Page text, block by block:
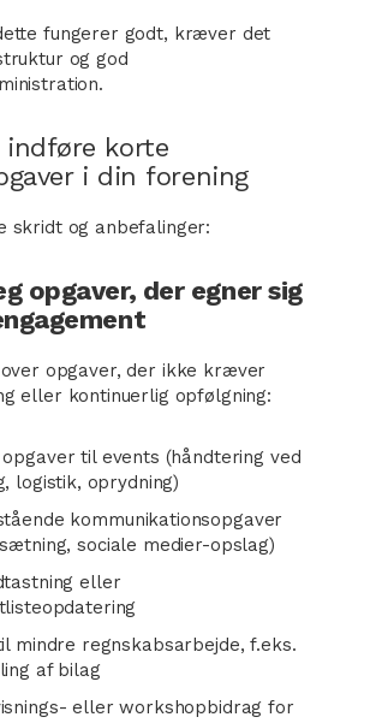
fungerer godt, kræver det
og god
indføre korte
i din forening
skridt og anbefalinger:
opgaver, der egner sig
opgaver, der ikke kræver
eller kontinuerlig opfølgning:
opgaver til events (håndtering ved
logistik, oprydning)
kommunikationsopgaver
sociale medier-opslag)
eller
mindre regnskabsarbejde, f.eks.
af bilag
eller workshopbidrag for